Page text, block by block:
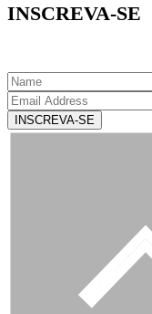
INSCREVA-SE
INSCREVA-SE